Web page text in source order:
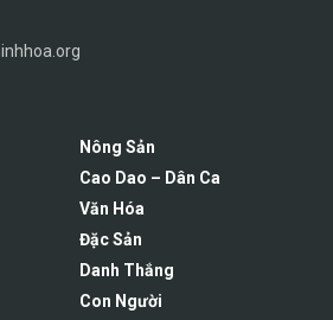
Nông Sản
Cao Dao – Dân Ca
Văn Hóa
Đặc Sản
Danh Thắng
Con Người